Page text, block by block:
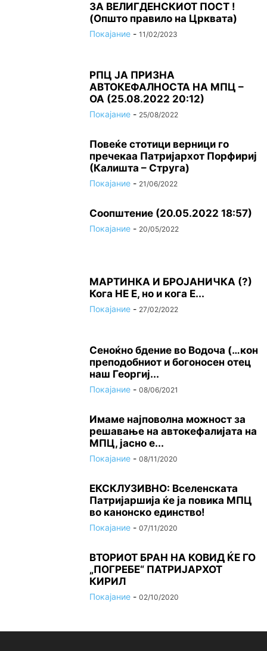
ЗА ВЕЛИГДЕНСКИОТ ПОСТ !
(Општо правило на Црквата)
Покајание - 11/02/2023
РПЦ ЈА ПРИЗНА
АВТОКЕФАЛНОСТА НА МПЦ –
ОА (25.08.2022 20:12)
Покајание - 25/08/2022
Повеќе стотици верници го
пречекаа Патријархот Порфириј
(Калишта – Струга)
Покајание - 21/06/2022
Соопштение (20.05.2022 18:57)
Покајание - 20/05/2022
МАРТИНКА И БРОЈАНИЧКА (?)
Кога НЕ Е, но и кога Е...
Покајание - 27/02/2022
Сеноќно бдение во Водоча (…кон
преподобниот и богоносен отец
наш Георгиј...
Покајание - 08/06/2021
Имаме најповолна можност за
решавање на автокефалијата на
МПЦ, јасно е...
Покајание - 08/11/2020
ЕКСКЛУЗИВНО: Вселенската
Патријаршија ќе ја повика МПЦ
во канонско единство!
Покајание - 07/11/2020
ВТОРИОТ БРАН НА КОВИД ЌЕ ГО
„ПОГРЕБЕ“ ПАТРИЈАРХОТ
КИРИЛ
Покајание - 02/10/2020